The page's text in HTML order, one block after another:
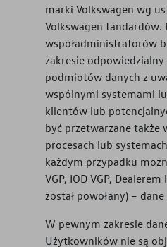
marki Volkswagen wg
Volkswagen tandardów.
współadministratorów
zakresie
podmiotów danych z
wspólnymi systemami
klientów lub
być przetwarzane także
procesach lub
każdym przypadku
VGP, IOD VGP,
został powołany) –
W pewnym zakresie
Użytkowników nie są